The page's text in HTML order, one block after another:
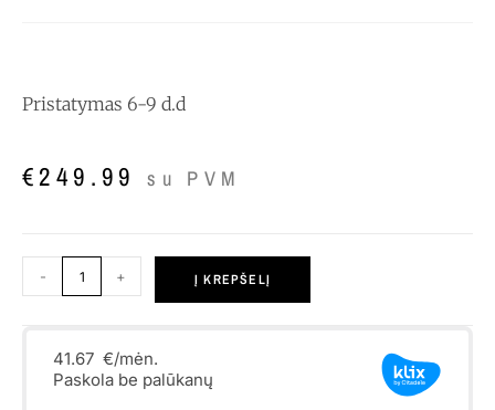
Pristatymas 6-9 d.d
€249.99 su PVM
- + Į KREPŠELĮ